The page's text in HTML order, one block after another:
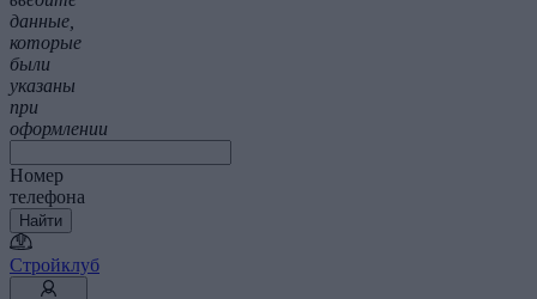
данные,
которые
были
указаны
при
оформлении
Номер
телефона
Найти
Стройклуб